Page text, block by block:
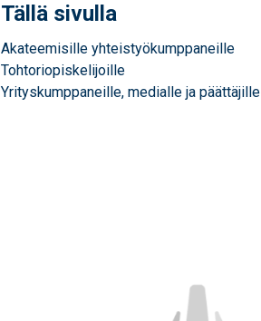
Tällä sivulla
Akateemisille yhteistyökumppaneille
Tohtoriopiskelijoille
Yrityskumppaneille, medialle ja päättäjille